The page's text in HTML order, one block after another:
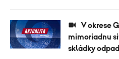
mimoriadnu
skládky